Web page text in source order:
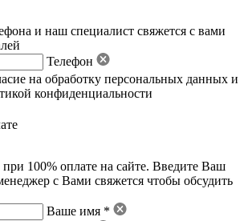
и наш специалист свяжется с вами
Телефон
на обработку персональных данных и
конфиденциальности
100% оплате на сайте. Введите Ваш
с Вами свяжется чтобы обсудить
Ваше имя *